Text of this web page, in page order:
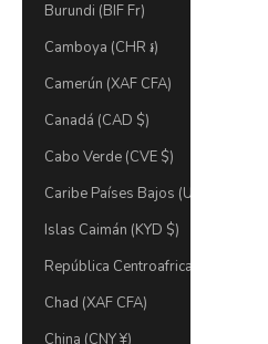
Burundi (BIF Fr)
Camboya (CHR ៛)
Camerún (XAF CFA)
Canadá (CAD $)
Cabo Verde (CVE $)
Caribe Países Bajos (USD $)
Islas Caimán (KYD $)
República Centroafricana (XAF CFA)
Chad (XAF CFA)
China (CNY ¥)